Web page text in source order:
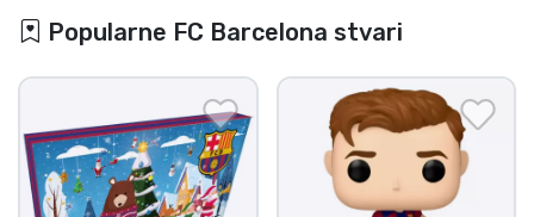
Popularne FC Barcelona stvari